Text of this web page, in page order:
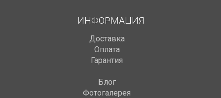
ИНФОРМАЦИЯ
Доставка
Оплата
Гарантия
Блог
Фотогалерея